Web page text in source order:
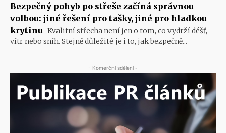
Bezpečný pohyb po střeše začíná správnou
volbou: jiné řešení pro tašky, jiné pro hladkou
krytinu Kvalitní střecha není jen o tom, co vydrží déšť,
vítr nebo sníh. Stejně důležité je i to, jak bezpečně...
- Komerční sdělení -